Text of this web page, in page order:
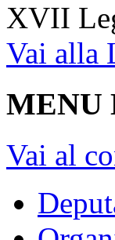
XVII
Vai alla
MENU
Vai al